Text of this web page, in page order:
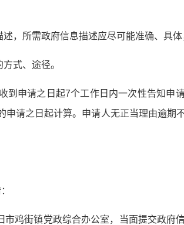
，所需政府信息描述应尽可能准确、具体
式、途径。
到申请之日起7个工作日内一次性告知申
请之日起计算。申请人无正当理由逾期
鸡街镇党政综合办公室，当面提交政府